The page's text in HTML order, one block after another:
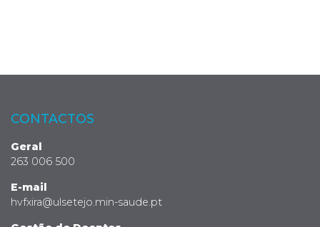
CONTACTOS
Geral
263 006 500
E-mail
hvfxira@ulsetejo.min-saude.pt